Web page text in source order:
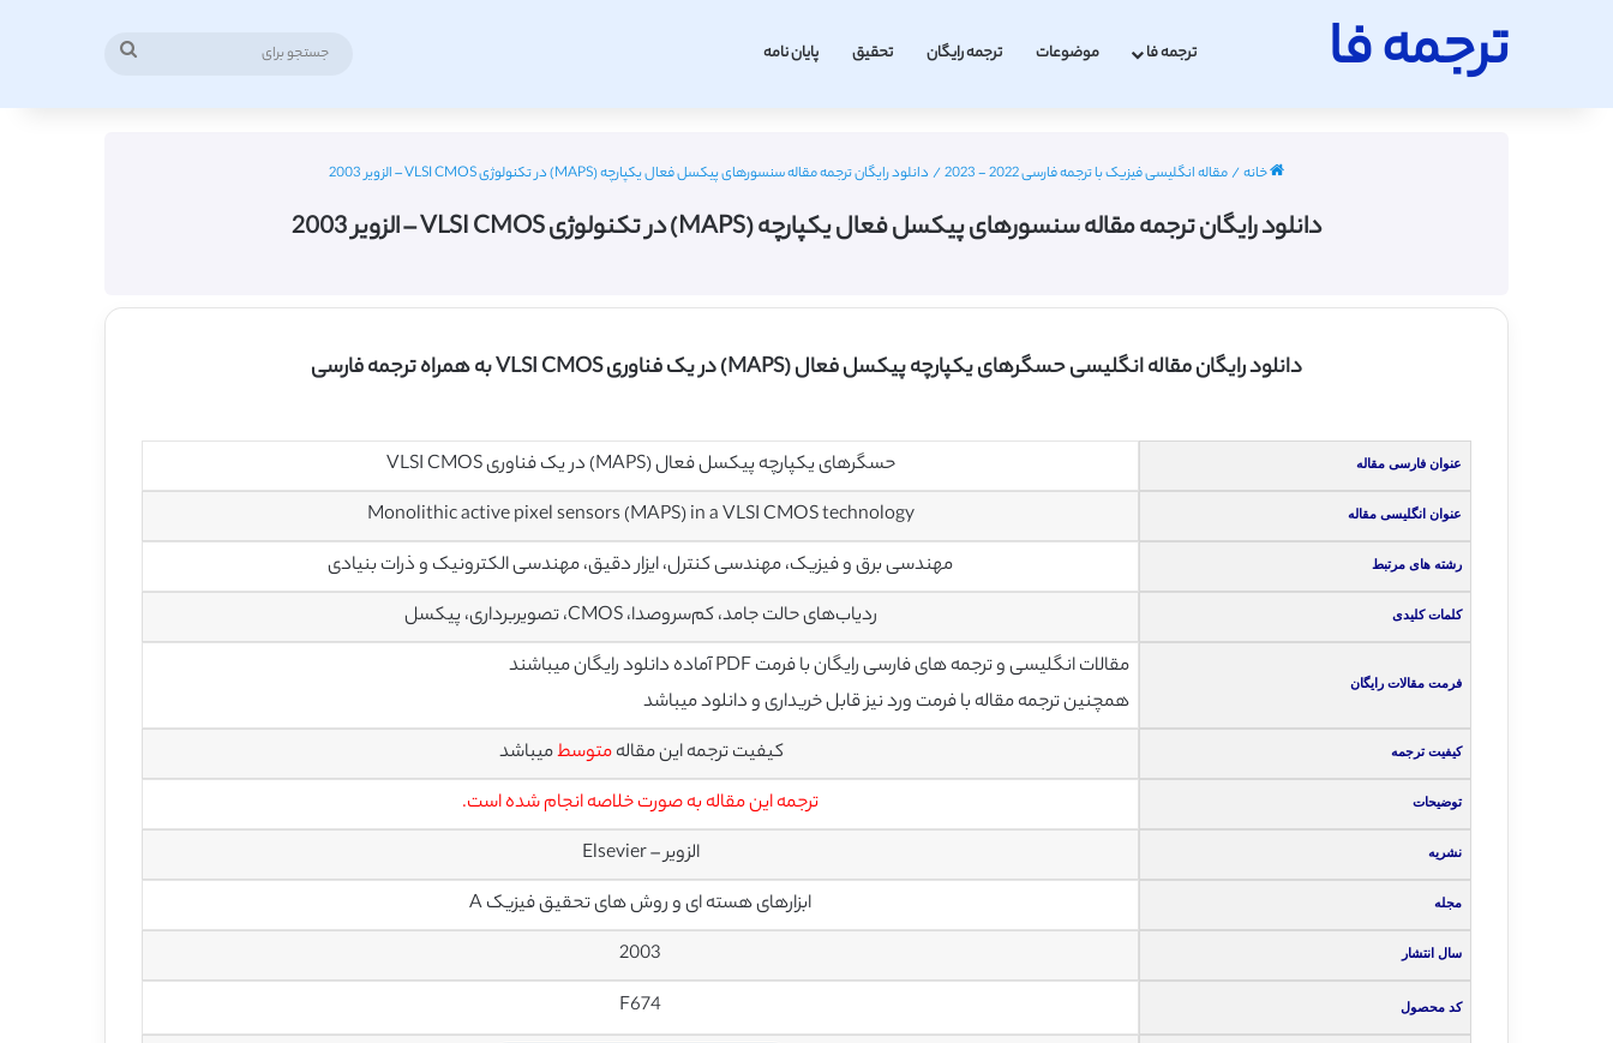
ترجمه فا ترجمه فا موضوعات ترجمه رایگان تحقیق پایان نامه
خانه/مقاله انگلیسی فیزیک با ترجمه فارسی 2022 - 2023 / دانلود رایگان ترجمه مقاله سنسورهای پیکسل فعال یکپارچه (MAPS) در تکنولوژی VLSI CMOS – الزویر 2003
دانلود رایگان ترجمه مقاله سنسورهای پیکسل فعال یکپارچه (MAPS) در تکنولوژی VLSI CMOS – الزویر 2003
دانلود رایگان مقاله انگلیسی حسگرهای یکپارچه‌ پیکسل فعال (MAPS) در یک فناوری VLSI CMOS به همراه ترجمه فارسی
عنوان فارسی مقاله حسگرهای یکپارچه‌ پیکسل فعال (MAPS) در یک فناوری VLSI CMOS
عنوان انگلیسی مقاله Monolithic active pixel sensors (MAPS) in a VLSI CMOS technology
رشته های مرتبط مهندسی برق و فیزیک، مهندسی کنترل، ایزار دقیق، مهندسی الکترونیک و ذرات بنیادی
کلمات کلیدی ردیاب‌‌های حالت جامد، کم‌سروصدا، CMOS، تصویربرداری، پیکسل
فرمت مقالات رایگان
مقالات انگلیسی و ترجمه های فارسی رایگان با فرمت PDF آماده دانلود رایگان میباشند
همچنین ترجمه مقاله با فرمت ورد نیز قابل خریداری و دانلود میباشد
کیفیت ترجمه کیفیت ترجمه این مقالهمتوسطمیباشد
توضیحات ترجمه این مقاله به صورت خلاصه انجام شده است.
نشریه الزویر – Elsevier
مجله ابزارهای هسته ای و روش های تحقیق فیزیک A
سال انتشار 2003
کد محصول F674